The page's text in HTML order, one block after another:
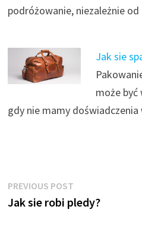
podróżowanie, niezależnie
Jak sie
może być
gdy nie mamy
Nawigacja
wpisu
PREVIOUS POSTPrevious
post:
Jak sie robi pledy?